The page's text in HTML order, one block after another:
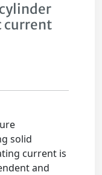
current
solid
current is
and